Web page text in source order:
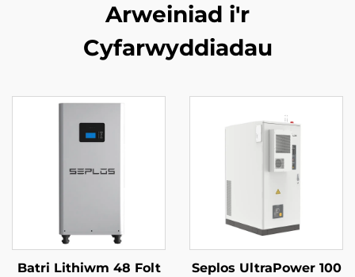
Arweiniad i'r
Cyfarwyddiadau
Batri Lithiwm 48 Folt
Seplos UltraPower 100